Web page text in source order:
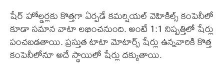
షేర్ హోల్డర్లకు కొత్తగా ఏర్పడే కమర్షియల్ వెహికిల్స్ కంపెనీలో
కూడా సమాన వాటా లభించనుంది. అంటే 1:1 నిష్పత్తిలో షేర్లు
పంచబడతాయి. ప్రస్తుత టాటా మోటార్స్ షేర్లు ఉన్నవారికి కొత్త
కంపెనీలోనూ అదే స్థాయిలో షేర్లు దక్కుతాయి.